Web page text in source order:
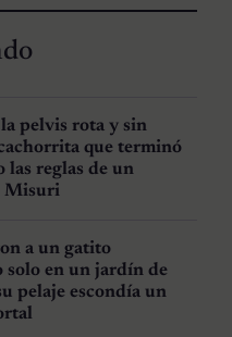
pelvis rota y sin
que terminó
las reglas de un
Misuri
a un gatito
solo en un jardín de
pelaje escondía un